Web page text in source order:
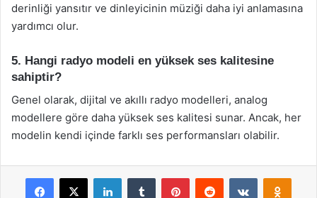
derinliği yansıtır ve dinleyicinin müziği daha iyi anlamasına
yardımcı olur.
5. Hangi radyo modeli en yüksek ses kalitesine
sahiptir?
Genel olarak, dijital ve akıllı radyo modelleri, analog
modellere göre daha yüksek ses kalitesi sunar. Ancak, her
modelin kendi içinde farklı ses performansları olabilir.
Facebook
X LinkedInTumblr PinterestReddit VKontakte